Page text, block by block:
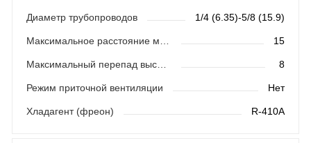
Диаметр трубопроводов 1/4 (6.35)-5/8 (15.9)
15
Максимальный перепад высот (м) 8
Режим приточной вентиляции Нет
Хладагент (фреон) R-410A